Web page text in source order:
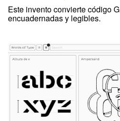
Este invento convierte código
encuadernadas y legibles.